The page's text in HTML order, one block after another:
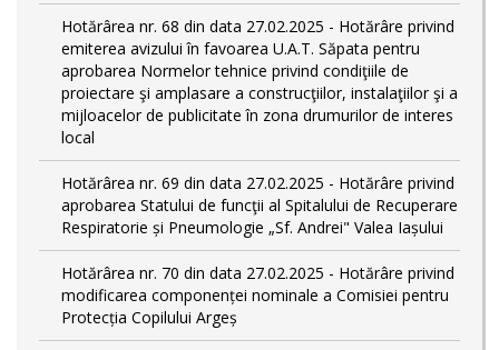
Hotărârea nr. 68 din data 27.02.2025 - Hotărâre privind
emiterea avizului în favoarea U.A.T. Săpata pentru
aprobarea Normelor tehnice privind condiţiile de
proiectare şi amplasare a construcţiilor, instalaţiilor şi a
mijloacelor de publicitate în zona drumurilor de interes
local
Hotărârea nr. 69 din data 27.02.2025 - Hotărâre privind
aprobarea Statului de funcţii al Spitalului de Recuperare
Respiratorie și Pneumologie „Sf. Andrei" Valea Iașului
Hotărârea nr. 70 din data 27.02.2025 - Hotărâre privind
modificarea componenței nominale a Comisiei pentru
Protecția Copilului Argeș